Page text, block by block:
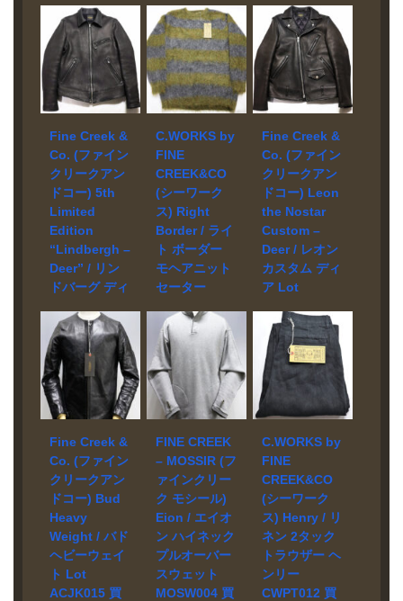
ACJK033 買
取実績
店頭買取にて
お売り頂きま
した。 ブラン
ド Fine Creek
& Co. モデル
Clubman
Heavy Weight /
ACJK033 買取
相場 お問い合
わせくださ
い。 状態 未使
用品 Lewis
Leathersの
CYCLONEをモ
築したロンジ
ャンタイプの
レザージャケ
ット。ベジタ
ブルタンニン
鞣しの染料(茶
ュで仕上げら
れた1.3mm厚
の上質で厳選
に厳選を重ね
たホースハイ
ドを使用して
います。
宅配買取にて
お売り頂きま
した。 ブラン
ド Fine Creek
Leathers モデ
ル Virginia
Beach
相場 お問い合
わせくださ
い。 状態 美中
古品 Levisの
2ndをベースに
フルベジタブ
ルタンニン鞣
しのホースハ
イドを落とし
一着。パター
ンは現代にあ
ったスリムな
シルエットと
なっていま
す。
宅配買取にて
お売り頂きま
した。 ブラン
ド Fine Creek
& Co. モデル
LEATHER
JACKET –
CLUBMAN 買
取相場 お問い
合わせくださ
い。 状態 美中
古品 Lewis
Leathersの
CYCLONEをモ
チーフに再構
築したロンジ
レザージャケ
ット。レザー
は1.3mm厚の
上質なホース
ハイドを採用
しています。
Fine Creek &
Co. (ファイン
クリークアン
ドコー) 5th
Limited
Edition
“Lindbergh –
Deer” / リン
ドバーグ ディ
ACJK050 買
取実績
宅配買取にて
お売り頂きま
した。 ブラン
ド Fine Creek
& Co. モデル
5th Limited
Edition
“Lindbergh –
Deer” 買取相
場 お問い合わ
せください。
状態 極美品
FINE CREEK 5
周年を記念し
C.WORKS by
FINE
CREEK&CO
(シーワーク
ス) Right
Border / ライ
ト ボーダー
モヘアニット
セーター
取実績
宅配買取にて
お売り頂きま
した。 ブラン
ド C.WORKS
by FINE
CREEK&CO
モデル Right
Border – Knit
Sweater
CWKN001 買取
相場 お問い合
わせくださ
い。 状態 未使
用品 ふっくら
とした毛足の
Fine Creek &
Co. (ファイン
クリークアン
ドコー) Leon
the Nostar
Custom –
Deer / レオン
カスタム ディ
ア Lot
取実績
宅配買取にて
お売り頂きま
した。 ブラン
ド Fine Creek
& Co. モデル
Leon the
Nostar Custom
相場 お問い合
わせくださ
い。 状態 極美
品 FINE
CREEK 5周年
を記念して企
Fine Creek &
Co. (ファイン
クリークアン
ドコー) Bud
Heavy
Weight / バド
ヘビーウェイ
ト Lot
ACJK015 買
FINE CREEK
– MOSSIR (フ
ァインクリー
ク モシール)
Eion / エイオ
ン ハイネック
プルオーバー
スウェット
MOSW004 買
C.WORKS by
FINE
CREEK&CO
(シーワーク
ス) Henry / リ
ネン 2タック
トラウザー ヘ
ンリー
CWPT012 買